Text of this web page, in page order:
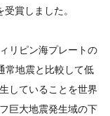
賞しました。
リピン海プレートの
常地震と比較して低
していることを世界
巨大地震発生域の下